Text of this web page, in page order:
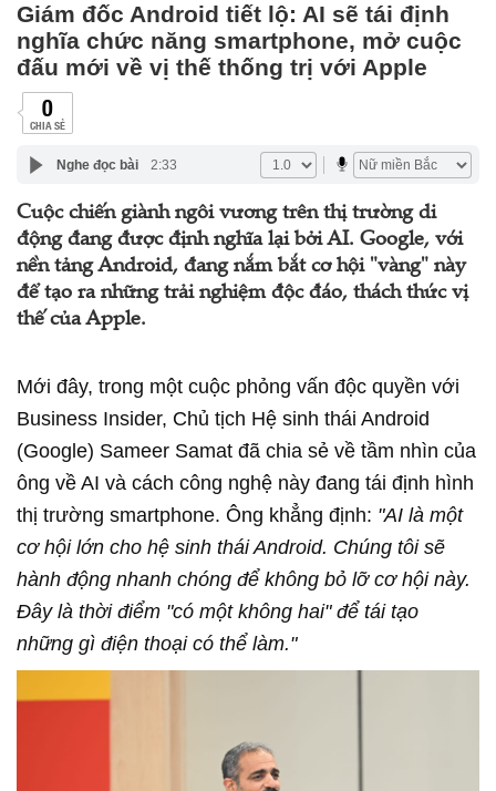
Giám đốc Android tiết lộ: AI sẽ tái định
nghĩa chức năng smartphone, mở cuộc
đấu mới về vị thế thống trị với Apple
0
CHIA SẺ
Nghe đọc bài 2:33
Cuộc chiến giành ngôi vương trên thị trường di
động đang được định nghĩa lại bởi AI. Google, với
nền tảng Android, đang nắm bắt cơ hội "vàng" này
để tạo ra những trải nghiệm độc đáo, thách thức vị
thế của Apple.
Mới đây, trong một cuộc phỏng vấn độc quyền với
Business Insider, Chủ tịch Hệ sinh thái Android
(Google) Sameer Samat đã chia sẻ về tầm nhìn của
ông về AI và cách công nghệ này đang tái định hình
thị trường smartphone. Ông khẳng định: "AI là một
cơ hội lớn cho hệ sinh thái Android. Chúng tôi sẽ
hành động nhanh chóng để không bỏ lỡ cơ hội này.
Đây là thời điểm "có một không hai" để tái tạo
những gì điện thoại có thể làm."